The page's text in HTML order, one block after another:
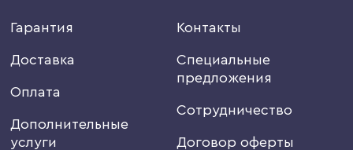
Гарантия
Доставка
Оплата
Дополнительные
услуги
Контакты
Специальные
предложения
Сотрудничество
Договор оферты